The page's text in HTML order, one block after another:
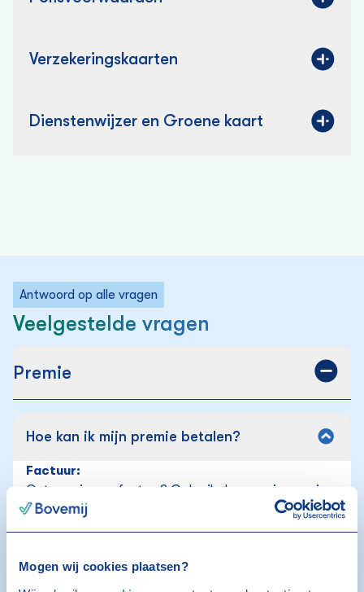
Mogen wij cookies plaatsen?
Verzekering­skaarten
Dienstenwijzer en Groene kaart
Antwoord op alle vragen
Veelgestelde vragen
Premie
Hoe kan ik mijn premie betalen?
Factuur:
Ontvang je een factuur? Gebruik deze om je premie
te betalen. Je krijgt de factuur ongeveer vier weken
voor de ingangsdatum van jouw verzekering. Betaal
Automatische incasso: